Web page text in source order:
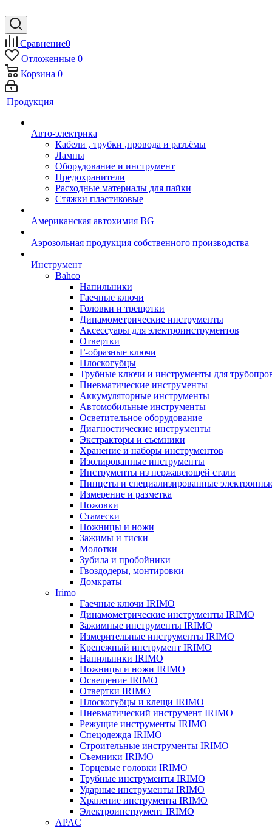
Сравнение0
Отложенные 0
Корзина 0
Продукция
Авто-электрика
Кабели , трубки ,провода и разъёмы
Лампы
Оборудование и инструмент
Предохранители
Расходные материалы для пайки
Стяжки пластиковые
Американская автохимия BG
Аэрозольная продукция собственного производства
Инструмент
Bahco
Напильники
Гаечные ключи
Головки и трещотки
Динамометрические инструменты
Аксессуары для электроинструментов
Отвертки
Г-образные ключи
Плоскогубцы
Трубные ключи и инструменты для
Пневматические инструменты
Аккумуляторные инструменты
Автомобильные инструменты
Осветительное оборудование
Диагностические инструменты
Экстракторы и съемники
Хранение и наборы инструментов
Изолированные инструменты
Инструменты из нержавеющей стали
Пинцеты и специализированные
Измерение и разметка
Ножовки
Стамески
Ножницы и ножи
Зажимы и тиски
Молотки
Зубила и пробойники
Гвоздодеры, монтировки
Домкраты
Irimo
Гаечные ключи IRIMO
Динамометрические инструменты IRIMO
Зажимные инструменты IRIMO
Измерительные инструменты IRIMO
Крепежный инструмент IRIMO
Напильники IRIMO
Ножницы и ножи IRIMO
Освещение IRIMO
Отвертки IRIMO
Плоскогубцы и клещи IRIMO
Пневматический инструмент IRIMO
Режущие инструменты IRIMO
Спецодежда IRIMO
Строительные инструменты IRIMO
Съемники IRIMO
Торцевые головки IRIMO
Трубные инструменты IRIMO
Ударные инструменты IRIMO
Хранение инструмента IRIMO
Электроинструмент IRIMO
APAC